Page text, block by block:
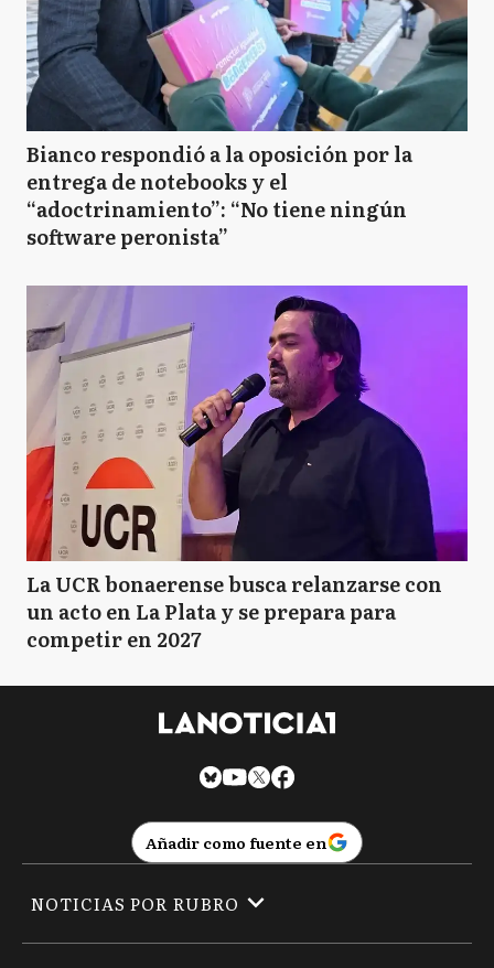
Bianco respondió a la oposición por la
entrega de notebooks y el
“adoctrinamiento”: “No tiene ningún
software peronista”
La UCR bonaerense busca relanzarse con
un acto en La Plata y se prepara para
competir en 2027
Añadir como fuente en
NOTICIAS POR RUBRO